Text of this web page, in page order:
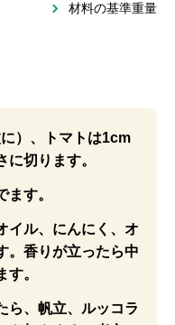
材料の基準重量
）、トマトは1cm
切ります。
ます。
イル、にんにく、オ
。香りが立ったら中
。
ら、帆立、ルッコラ